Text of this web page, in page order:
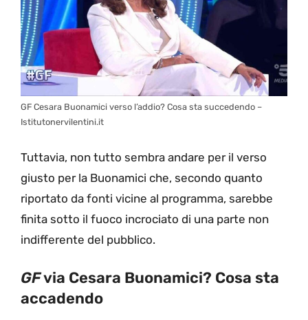
GF Cesara Buonamici verso l’addio? Cosa sta succedendo –
Istitutonervilentini.it
Tuttavia, non tutto sembra andare per il verso
giusto per la Buonamici che, secondo quanto
riportato da fonti vicine al programma, sarebbe
finita sotto il fuoco incrociato di una parte non
indifferente del pubblico.
GFvia Cesara Buonamici? Cosa sta
accadendo